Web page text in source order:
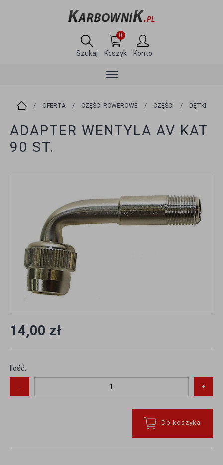
Szukaj
0
Koszyk Konto
/ OFERTA / CZĘŚCI ROWEROWE / CZĘŚCI / DĘTKI
ADAPTER WENTYLA AV KAT
90 ST.
14,00 zł
Ilość:
- +
Do koszyka